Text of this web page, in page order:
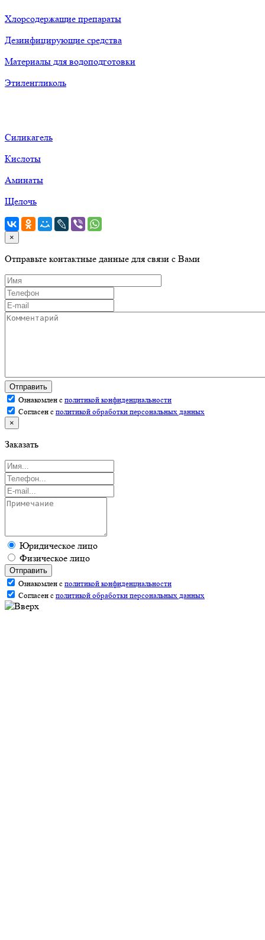
Хлорсодержащие препараты
Дезинфицирующие средства
Материалы для водоподготовки
Этиленгликоль
Силикагель
Кислоты
Аминаты
Щелочь
×
Отправьте контактные данные для связи с Вами
Отправить
Ознакомлен с политикой конфиденциальности
Согласен с политикой обработки персональных данных
×
Заказать
Юридическое лицо
Физическое лицо
Отправить
Ознакомлен с политикой конфиденциальности
Согласен с политикой обработки персональных данных